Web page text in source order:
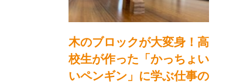
木のブロックが大変身！高
校生が作った「かっちょい
いペンギン」に学ぶ仕事の